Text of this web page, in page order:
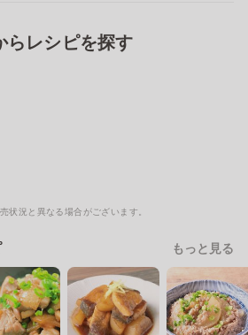
らレシピを探す
状況と異なる場合がございます。
もっと見る